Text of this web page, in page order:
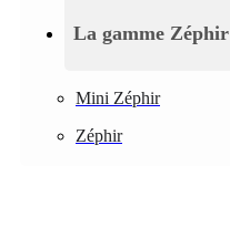
La gamme Zéphir
Mini Zéphir
Zéphir